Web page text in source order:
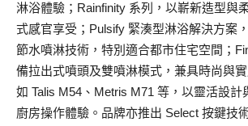
淋浴體驗；Rainfinity 系列，以嶄新造型與
式感官享受；Pulsify 緊湊型淋浴解決方案
節水噴淋技術，特別適合都市住宅空間；
備拉出式噴頭及雙噴淋模式，兼具時尚與
如 Talis M54、Metris M71 等，以靈活設計
廚房操作體驗。品牌亦推出 Select 按鍵技